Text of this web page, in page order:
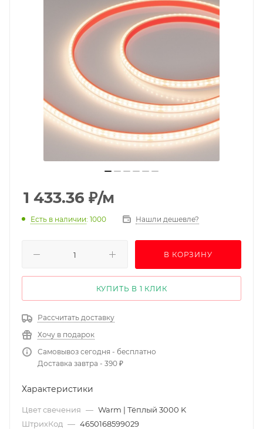
1 433.36 ₽/м
Есть в наличии: 1000 Нашли дешевле?
В КОРЗИНУ
КУПИТЬ В 1 КЛИК
Рассчитать доставку
Хочу в подарок
Самовывоз сегодня - бесплатно
Доставка завтра - 390 ₽
Характеристики
Цвет свечения — Warm | Тёплый 3000 K
ШтрихКод — 4650168599029